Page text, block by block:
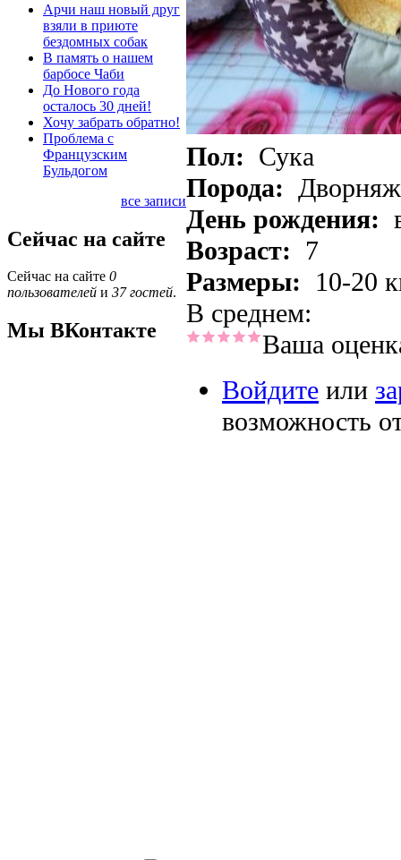
Арчи наш новый друг
взяли в приюте
бездомных собак
В память о нашем
барбосе Чаби
До Нового года
осталось 30 дней!
Хочу забрать обратно!
Проблема с
Французским
Бульдогом
все записи
Сейчас на сайте
Сейчас на сайте 0
пользователей и 37 гостей.
Мы ВКонтакте
Пол: Сука
Порода:
День рождения:
Возраст: 7
Размеры: 10-20
В среднем:
Ваша
Войдите или
возможность